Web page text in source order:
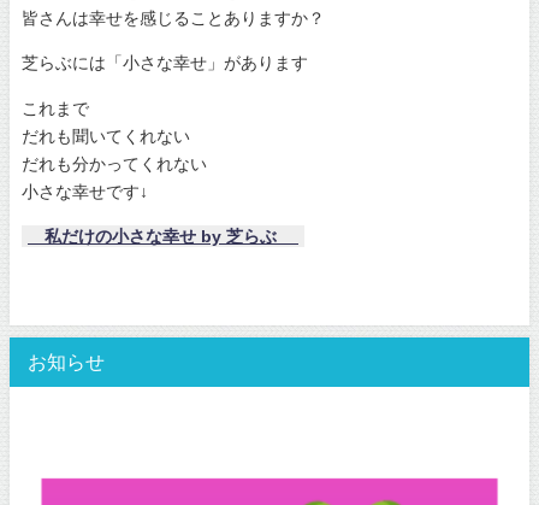
皆さんは幸せを感じることありますか？
芝らぶには「小さな幸せ」があります
これまで
だれも聞いてくれない
だれも分かってくれない
小さな幸せです↓
私だけの小さな幸せ by 芝らぶ
お知らせ